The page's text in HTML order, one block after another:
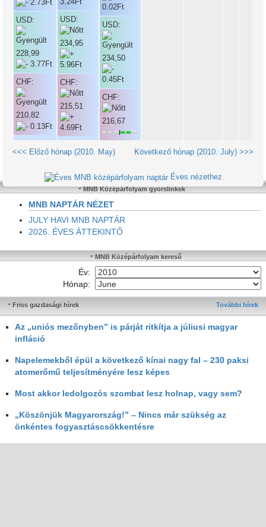
USD:
228,99
CHF:
210,82
USD:
234,95
CHF:
215,51
USD:
234,50
CHF:
216,67
<<< Előző hónap (2010. May) Következő hónap (2010. July) >>>
Éves nézethez
MNB Középárfolyam gyorslinkek
MNB NAPTÁR NÉZET
JULY HAVI MNB NAPTÁR
2026. ÉVES ÁTTEKINTŐ
MNB Középárfolyam kereső
Év:
Hónap:
Friss gazdasági hírek További hírek
Az „uniós mezőnyben” is párját ritkítja a júliusi magyar
infláció
Napelemekből épül a következő kínai nagy fal – 230 paksi
atomerőmű teljesítményére lesz képes
Most akkor ledolgozós szombat lesz holnap, vagy sem?
„Köszönjük Magyarország!” – Nincs már szükség az
önkéntes fogyasztáscsökkentésre